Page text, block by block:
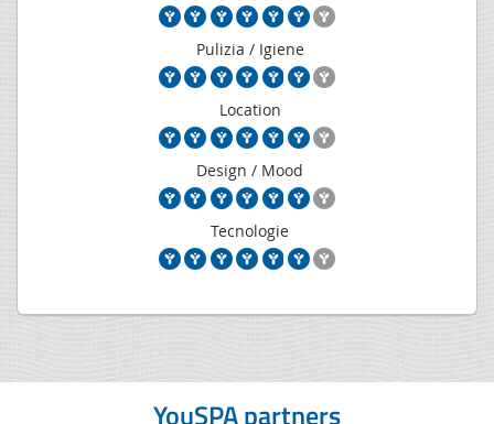
Pulizia / Igiene
Location
Design / Mood
Tecnologie
YouSPA partners